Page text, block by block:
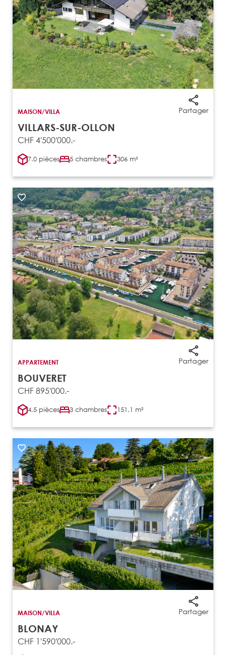
Partager
MAISON/VILLA
VILLARS-SUR-OLLON
CHF 4'500'000.-
7.0 pièces 5 chambres 306 m²
Partager
APPARTEMENT
BOUVERET
CHF 895'000.-
4.5 pièces 3 chambres 151.1 m²
Partager
MAISON/VILLA
BLONAY
CHF 1'590'000.-